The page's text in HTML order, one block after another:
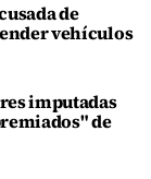
de
vehículos
imputadas
de